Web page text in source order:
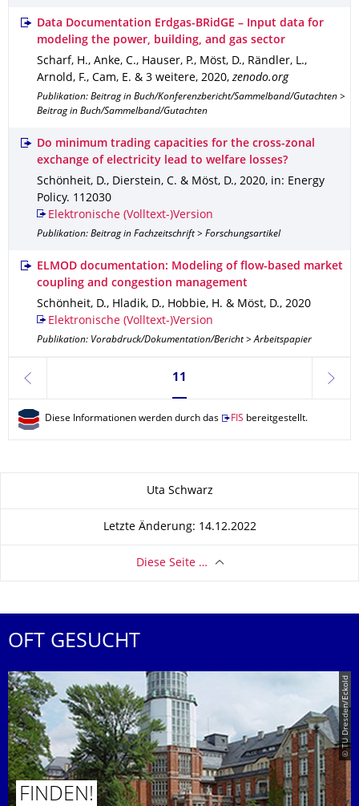
Data Documentation Erdgas-BRidGE – Input data for
modeling the power, building, and gas sector
Scharf, H., Anke, C., Hauser, P., Möst, D., Rändler, L.,
Arnold, F., Cam, E. & 3 weitere, 2020,zenodo.org
Publikation: Beitrag in Buch/Konferenzbericht/Sammelband/Gutachten >
Beitrag in Buch/Sammelband/Gutachten
Do minimum trading capacities for the cross-zonal
exchange of electricity lead to welfare losses?
Schönheit, D., Dierstein, C. & Möst, D., 2020, in: Energy
Policy. 112030
Elektronische (Volltext-)Version
Publikation: Beitrag in Fachzeitschrift > Forschungsartikel
ELMOD documentation: Modeling of flow-based market
coupling and congestion management
Schönheit, D., Hladik, D., Hobbie, H. & Möst, D., 2020
Elektronische (Volltext-)Version
Publikation: Vorabdruck/Dokumentation/Bericht > Arbeitspapier
zurück
Seite 11, aktuell ausgewählt
11
weiter
Diese Informationen werden durch das FIS bereitgestellt.
Uta Schwarz
Letzte Änderung: 14.12.2022
Diese Seite …
OFT GESUCHT
© TU Dresden/Eckold
FINDEN!